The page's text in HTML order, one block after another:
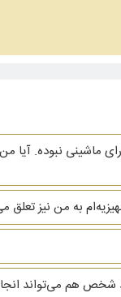
ماشینی نبوده. آیا
به من نیز تعلق
خود شخص هم می‌تواند